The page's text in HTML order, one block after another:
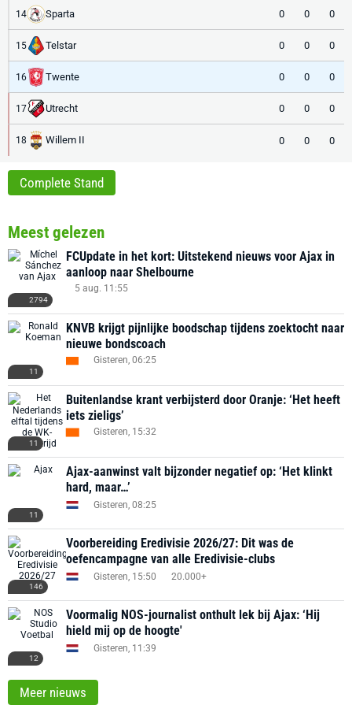
14 Sparta 0 0 0
15 Telstar 0 0 0
16 Twente 0 0 0
17 Utrecht 0 0 0
18 Willem II 0 0 0
Complete Stand
Meest gelezen
2794
FCUpdate in het kort: Uitstekend nieuws voor Ajax in
aanloop naar Shelbourne
5 aug. 11:55
11
KNVB krijgt pijnlijke boodschap tijdens zoektocht naar
nieuwe bondscoach
Gisteren, 06:25
11
Buitenlandse krant verbijsterd door Oranje: ‘Het heeft
iets zieligs’
Gisteren, 15:32
11
Ajax-aanwinst valt bijzonder negatief op: ‘Het klinkt
hard, maar…’
Gisteren, 08:25
146
Voorbereiding Eredivisie 2026/27: Dit was de
oefencampagne van alle Eredivisie-clubs
Gisteren, 15:50 20.000+
12
Voormalig NOS-journalist onthult lek bij Ajax: ‘Hij
hield mij op de hoogte'
Gisteren, 11:39
Meer nieuws